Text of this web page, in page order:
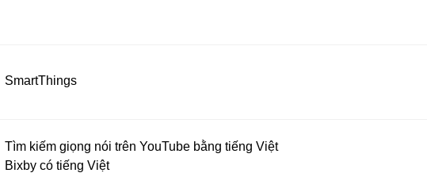
SmartThings
Tìm kiếm giọng nói trên YouTube bằng tiếng Việt
Bixby có tiếng Việt